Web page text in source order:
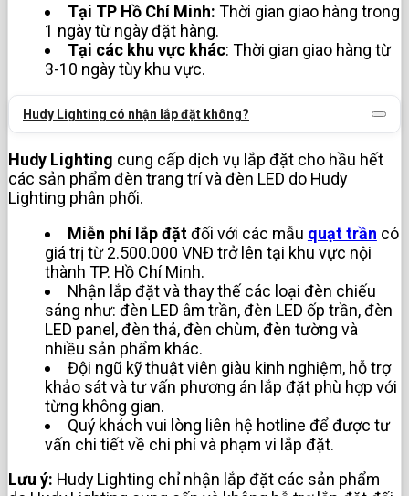
Tại TP Hồ Chí Minh: Thời gian giao hàng trong
1 ngày từ ngày đặt hàng.
Tại các khu vực khác: Thời gian giao hàng từ
3-10 ngày tùy khu vực.
Hudy Lighting có nhận lắp đặt không?
Hudy Lighting cung cấp dịch vụ lắp đặt cho hầu hết
các sản phẩm đèn trang trí và đèn LED do Hudy
Lighting phân phối.
Miễn phí lắp đặtđối với các mẫu quạt trần có
giá trị từ 2.500.000 VNĐ trở lên tại khu vực nội
thành TP. Hồ Chí Minh.
Nhận lắp đặt và thay thế các loại đèn chiếu
sáng như: đèn LED âm trần, đèn LED ốp trần, đèn
LED panel, đèn thả, đèn chùm, đèn tường và
nhiều sản phẩm khác.
Đội ngũ kỹ thuật viên giàu kinh nghiệm, hỗ trợ
khảo sát và tư vấn phương án lắp đặt phù hợp với
từng không gian.
Quý khách vui lòng liên hệ hotline để được tư
vấn chi tiết về chi phí và phạm vi lắp đặt.
Lưu ý: Hudy Lighting chỉ nhận lắp đặt các sản phẩm